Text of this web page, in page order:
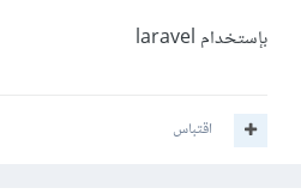
بإستخدام laravel
اقتباس